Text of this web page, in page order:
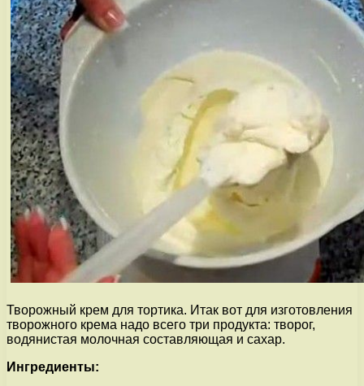
Творожный крем для тортика. Итак вот для изготовления
творожного крема надо всего три продукта: творог,
водянистая молочная составляющая и сахар.
Ингредиенты: